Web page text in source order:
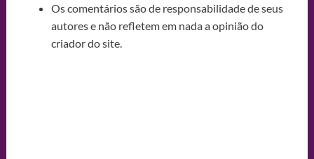
Os comentários são de responsabilidade de seus
autores e não refletem em nada a opinião do
criador do site.